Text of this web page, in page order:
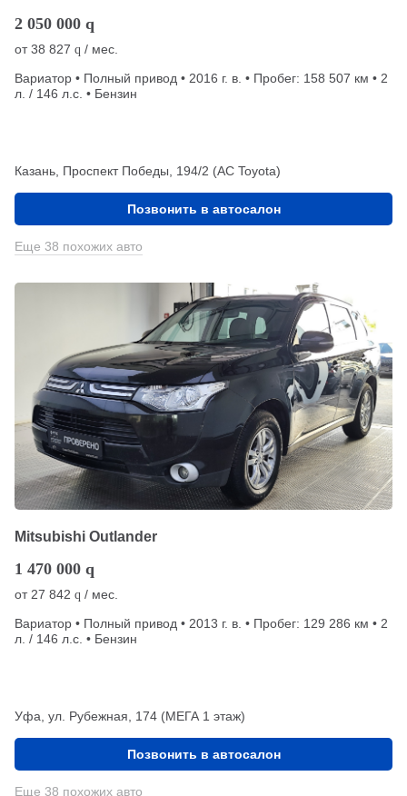
2 050 000 q
от38 827 q / мес.
Вариатор • Полный привод • 2016 г. в. • Пробег: 158 507 км • 2
л. / 146 л.с. • Бензин
Казань, Проспект Победы, 194/2 (АС Toyota)
Позвонить в автосалон
Еще 38 похожих авто
Mitsubishi Outlander
1 470 000 q
от27 842 q / мес.
Вариатор • Полный привод • 2013 г. в. • Пробег: 129 286 км • 2
л. / 146 л.с. • Бензин
Уфа, ул. Рубежная, 174 (МЕГА 1 этаж)
Позвонить в автосалон
Еще 38 похожих авто